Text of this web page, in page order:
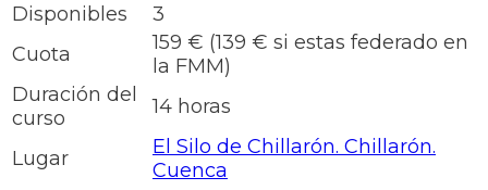
Disponibles
3
Cuota
159 € (139 € si estas federado en
la FMM)
Duración del
curso
14 horas
Lugar
El Silo de Chillarón. Chillarón.
Cuenca